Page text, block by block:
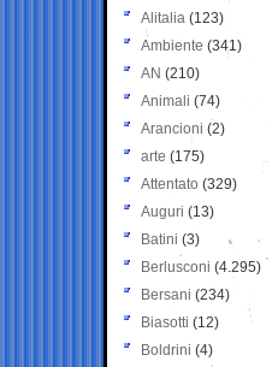
Alitalia (123)
Ambiente (341)
AN (210)
Animali (74)
Arancioni (2)
arte (175)
Attentato (329)
Auguri (13)
Batini (3)
Berlusconi (4.295)
Bersani (234)
Biasotti (12)
Boldrini (4)